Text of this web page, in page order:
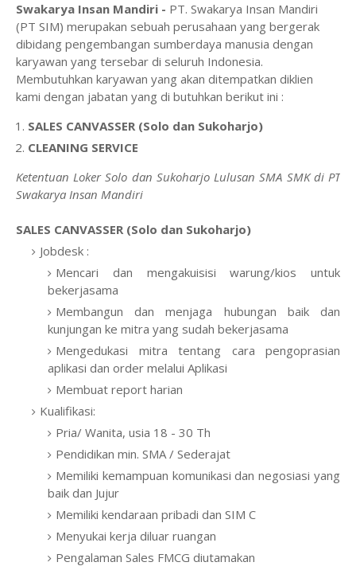
Swakarya Insan Mandiri - PT. Swakarya Insan Mandiri
(PT SIM) merupakan sebuah perusahaan yang bergerak
dibidang pengembangan sumberdaya manusia dengan
karyawan yang tersebar di seluruh Indonesia.
Membutuhkan karyawan yang akan ditempatkan diklien
kami dengan jabatan yang di butuhkan berikut ini :
SALES CANVASSER (Solo dan Sukoharjo)
CLEANING SERVICE
Ketentuan Loker Solo dan Sukoharjo Lulusan SMA SMK di PT
Swakarya Insan Mandiri
SALES CANVASSER (Solo dan Sukoharjo)
Jobdesk :
Mencari dan mengakuisisi warung/kios untuk
bekerjasama
Membangun dan menjaga hubungan baik dan
kunjungan ke mitra yang sudah bekerjasama
Mengedukasi mitra tentang cara pengoprasian
aplikasi dan order melalui Aplikasi
Membuat report harian
Kualifikasi:
Pria/ Wanita, usia 18 - 30 Th
Pendidikan min. SMA / Sederajat
Memiliki kemampuan komunikasi dan negosiasi yang
baik dan Jujur
Memiliki kendaraan pribadi dan SIM C
Menyukai kerja diluar ruangan
Pengalaman Sales FMCG diutamakan